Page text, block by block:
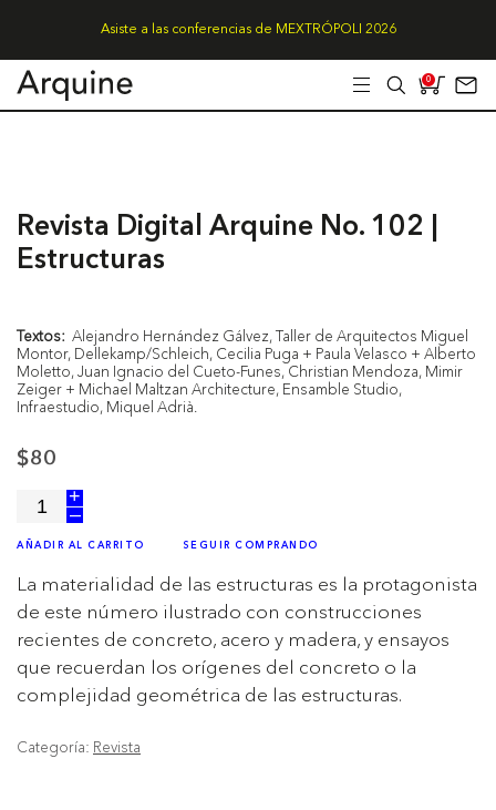
Asiste a las conferencias de MEXTRÓPOLI 2026
0
Revista Digital Arquine No. 102 |
Estructuras
$80
–
+
AÑADIR AL CARRITO SEGUIR COMPRANDO
Textos: Alejandro Hernández Gálvez, Taller de Arquitectos Miguel
Montor, Dellekamp/Schleich, Cecilia Puga + Paula Velasco + Alberto
Moletto, Juan Ignacio del Cueto-Funes, Christian Mendoza, Mimir
Zeiger + Michael Maltzan Architecture, Ensamble Studio,
Infraestudio, Miquel Adrià.
La materialidad de las estructuras es la protagonista
de este número ilustrado con construcciones
recientes de concreto, acero y madera, y ensayos
que recuerdan los orígenes del concreto o la
complejidad geométrica de las estructuras.
Categoría: Revista